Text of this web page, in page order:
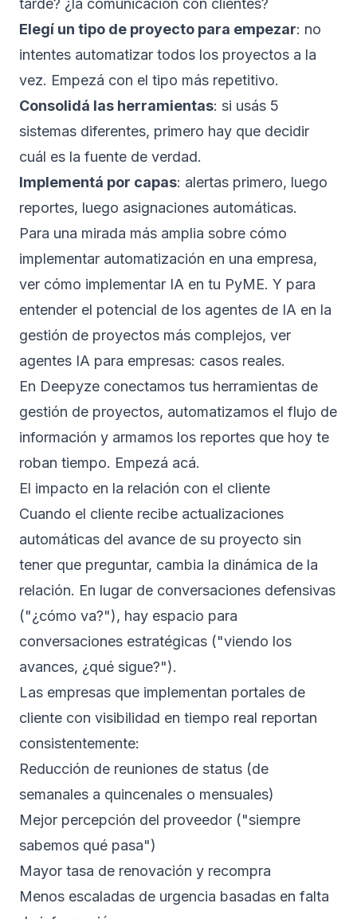
tarde? ¿la comunicación con clientes?
Elegí un tipo de proyecto para empezar: no
intentes automatizar todos los proyectos a la
vez. Empezá con el tipo más repetitivo.
Consolidá las herramientas: si usás 5
sistemas diferentes, primero hay que decidir
cuál es la fuente de verdad.
Implementá por capas: alertas primero, luego
reportes, luego asignaciones automáticas.
Para una mirada más amplia sobre cómo
implementar automatización en una empresa,
ver cómo implementar IA en tu PyME. Y para
entender el potencial de los agentes de IA en la
gestión de proyectos más complejos, ver
agentes IA para empresas: casos reales.
En Deepyze conectamos tus herramientas de
gestión de proyectos, automatizamos el flujo de
información y armamos los reportes que hoy te
roban tiempo. Empezá acá.
El impacto en la relación con el cliente
Cuando el cliente recibe actualizaciones
automáticas del avance de su proyecto sin
tener que preguntar, cambia la dinámica de la
relación. En lugar de conversaciones defensivas
("¿cómo va?"), hay espacio para
conversaciones estratégicas ("viendo los
avances, ¿qué sigue?").
Las empresas que implementan portales de
cliente con visibilidad en tiempo real reportan
consistentemente:
Reducción de reuniones de status (de
semanales a quincenales o mensuales)
Mejor percepción del proveedor ("siempre
sabemos qué pasa")
Mayor tasa de renovación y recompra
Menos escaladas de urgencia basadas en falta